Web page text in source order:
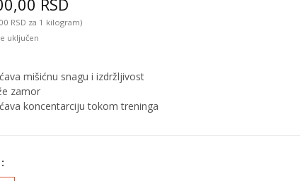
RSD
RSD za 1 kilogram)
uključen
mišićnu snagu i izdržljivost
zamor
koncentarciju tokom treninga